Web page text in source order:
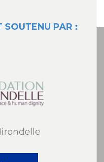
SOUTENU PAR :